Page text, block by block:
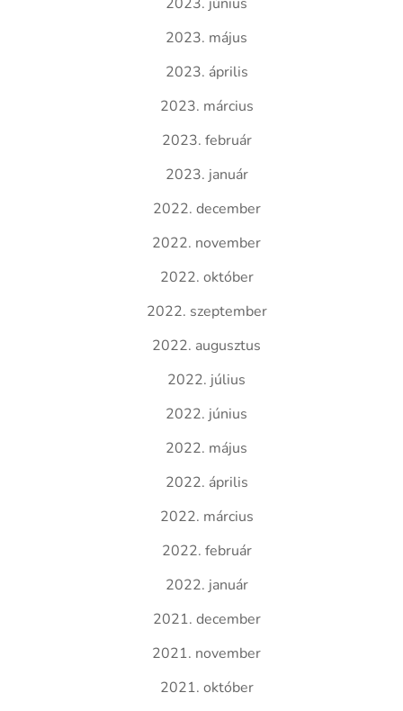
2023. május
2023. április
2023. március
2023. február
2023. január
2022. december
2022. november
2022. október
2022. szeptember
2022. augusztus
2022. július
2022. június
2022. május
2022. április
2022. március
2022. február
2022. január
2021. december
2021. november
2021. október